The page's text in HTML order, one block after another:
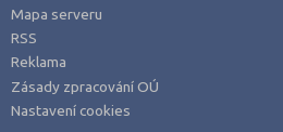
Mapa serveru
RSS
Reklama
Zásady zpracování OÚ
Nastavení cookies